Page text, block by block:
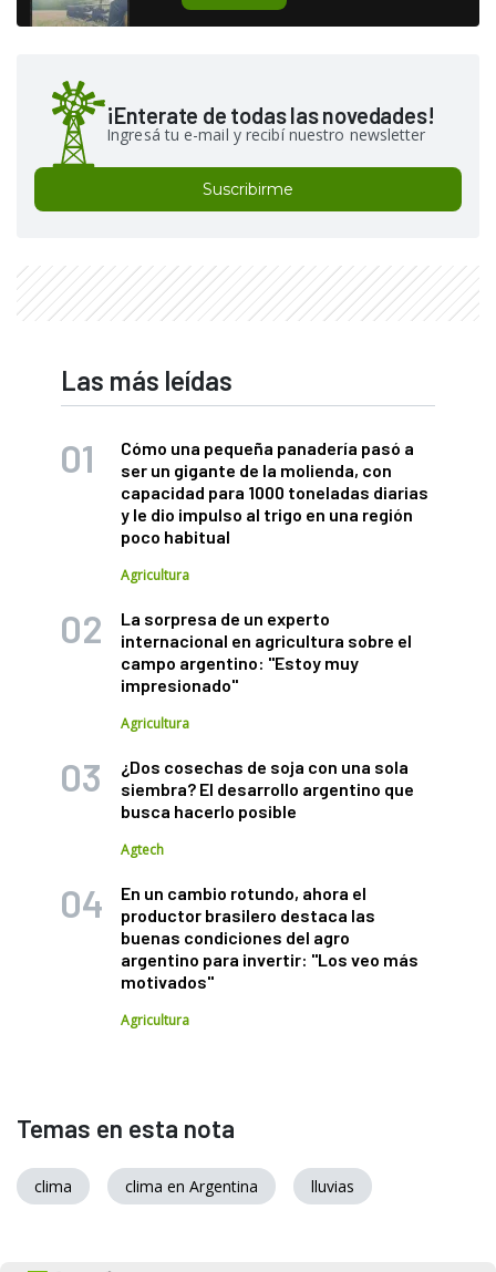
¡Enterate de todas las novedades!
Ingresá tu e-mail y recibí nuestro newsletter
Suscribirme
Las más leídas
Cómo una pequeña panadería pasó a
ser un gigante de la molienda, con
capacidad para 1000 toneladas diarias
y le dio impulso al trigo en una región
poco habitual
Agricultura
La sorpresa de un experto
internacional en agricultura sobre el
campo argentino: "Estoy muy
impresionado"
Agricultura
¿Dos cosechas de soja con una sola
siembra? El desarrollo argentino que
busca hacerlo posible
Agtech
En un cambio rotundo, ahora el
productor brasilero destaca las
buenas condiciones del agro
argentino para invertir: "Los veo más
motivados"
Agricultura
Temas en esta nota
clima clima en Argentina lluvias